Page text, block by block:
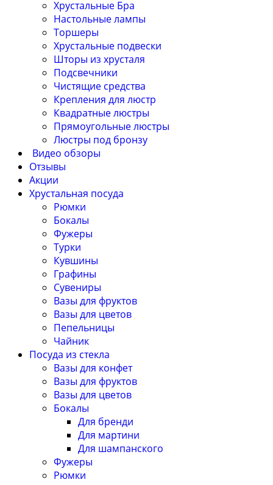
Хрустальные Бра
Настольные лампы
Торшеры
Хрустальные подвески
Шторы из хрусталя
Подсвечники
Чистящие средства
Крепления для люстр
Квадратные люстры
Прямоугольные люстры
Люстры под бронзу
Видео обзоры
Отзывы
Акции
Хрустальная посуда
Рюмки
Бокалы
Фужеры
Турки
Кувшины
Графины
Сувениры
Вазы для фруктов
Вазы для цветов
Пепельницы
Чайник
Посуда из стекла
Вазы для конфет
Вазы для фруктов
Вазы для цветов
Бокалы
Для бренди
Для мартини
Для шампанского
Фужеры
Рюмки